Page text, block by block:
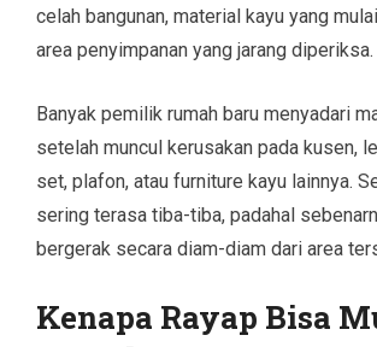
celah bangunan, material kayu yang
area penyimpanan yang jarang diperiksa.
Banyak pemilik rumah baru menyadari
setelah muncul kerusakan pada kusen,
set, plafon, atau furniture kayu lainnya.
sering terasa tiba-tiba, padahal
bergerak secara diam-diam dari area
Kenapa Rayap Bisa